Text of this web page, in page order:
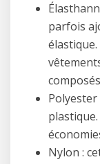
parfois
Polyester
Nylon :